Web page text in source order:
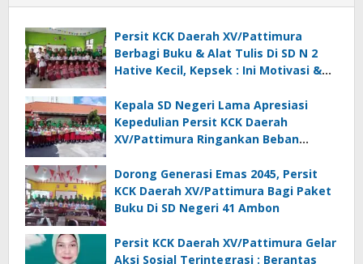
Persit KCK Daerah XV/Pattimura
Berbagi Buku & Alat Tulis Di SD N 2
Hative Kecil, Kepsek : Ini Motivasi &
Kepala SD Negeri Lama Apresiasi
Kepedulian Persit KCK Daerah
XV/Pattimura Ringankan Beban
Dorong Generasi Emas 2045, Persit
KCK Daerah XV/Pattimura Bagi Paket
Buku Di SD Negeri 41 Ambon
Persit KCK Daerah XV/Pattimura Gelar
Aksi Sosial Terintegrasi : Berantas